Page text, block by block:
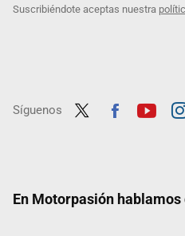
Suscribiéndote aceptas nuestra
Síguenos
En Motorpasión hablamos